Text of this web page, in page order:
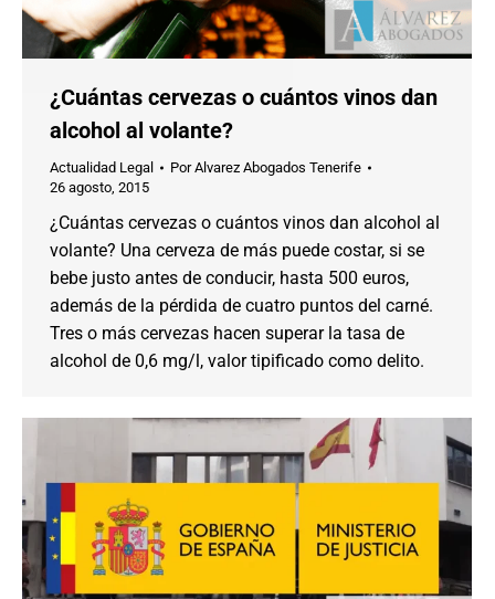
¿Cuántas cervezas o cuántos vinos dan
alcohol al volante?
Actualidad Legal PorAlvarez Abogados Tenerife
26 agosto, 2015
¿Cuántas cervezas o cuántos vinos dan alcohol al
volante? Una cerveza de más puede costar, si se
bebe justo antes de conducir, hasta 500 euros,
además de la pérdida de cuatro puntos del carné.
Tres o más cervezas hacen superar la tasa de
alcohol de 0,6 mg/l, valor tipificado como delito.